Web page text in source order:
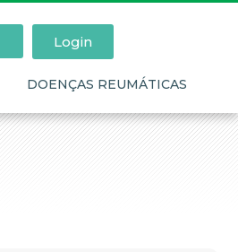
Login
DOENÇAS REUMÁTICAS